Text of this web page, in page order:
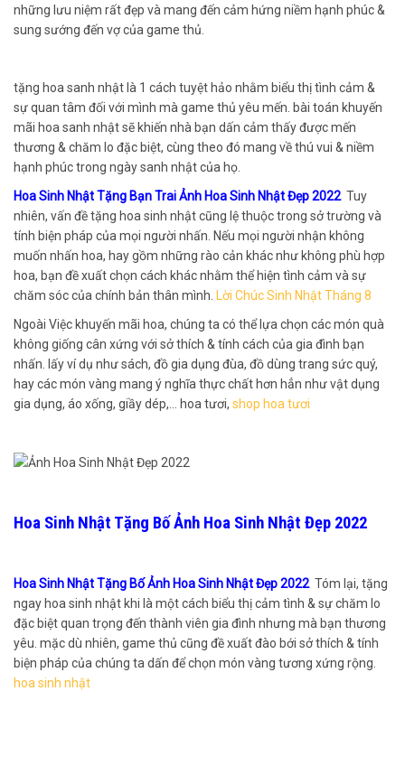
những lưu niệm rất đẹp và mang đến cảm hứng niềm hạnh phúc &
sung sướng đến vợ của game thủ.
tặng hoa sanh nhật là 1 cách tuyệt hảo nhằm biểu thị tình cảm &
sự quan tâm đối với mình mà game thủ yêu mến. bài toán khuyến
mãi hoa sanh nhật sẽ khiến nhà bạn dấn cảm thấy được mến
thương & chăm lo đặc biệt, cùng theo đó mang về thú vui & niềm
hạnh phúc trong ngày sanh nhật của họ.
Hoa Sinh Nhật Tặng Bạn Trai Ảnh Hoa Sinh Nhật Đẹp 2022 Tuy
nhiên, vấn đề tặng hoa sinh nhật cũng lệ thuộc trong sở trường và
tính biện pháp của mọi người nhấn. Nếu mọi người nhận không
muốn nhấn hoa, hay gồm những rào cản khác như không phù hợp
hoa, bạn đề xuất chọn cách khác nhằm thể hiện tình cảm và sự
chăm sóc của chính bản thân mình. Lời Chúc Sinh Nhật Tháng 8
Ngoài Việc khuyến mãi hoa, chúng ta có thể lựa chọn các món quà
không giống cân xứng với sở thích & tính cách của gia đình bạn
nhấn. lấy ví dụ như sách, đồ gia dụng đùa, đồ dùng trang sức quý,
hay các món vàng mang ý nghĩa thực chất hơn hẳn như vật dụng
gia dụng, áo xống, giầy dép,… hoa tươi, shop hoa tươi
Hoa Sinh Nhật Tặng Bố Ảnh Hoa Sinh Nhật Đẹp 2022
Hoa Sinh Nhật Tặng Bố Ảnh Hoa Sinh Nhật Đẹp 2022 Tóm lại, tặng
ngay hoa sinh nhật khi là một cách biểu thị cảm tình & sự chăm lo
đặc biệt quan trọng đến thành viên gia đình nhưng mà bạn thương
yêu. mặc dù nhiên, game thủ cũng đề xuất đào bới sở thích & tính
biện pháp của chúng ta dấn để chọn món vàng tương xứng rộng.
hoa sinh nhật